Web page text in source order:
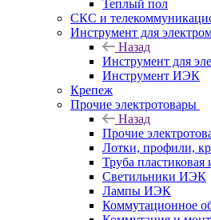
Теплый пол
СКС и
Инструмент для
Назад
Инструмент для
Инструмент ИЭК
Крепеж
Прочие электротовары
Назад
Прочие
Лотки, профили,
Труба пластиковая
Светильники ИЭК
Лампы ИЭК
Коммутационное